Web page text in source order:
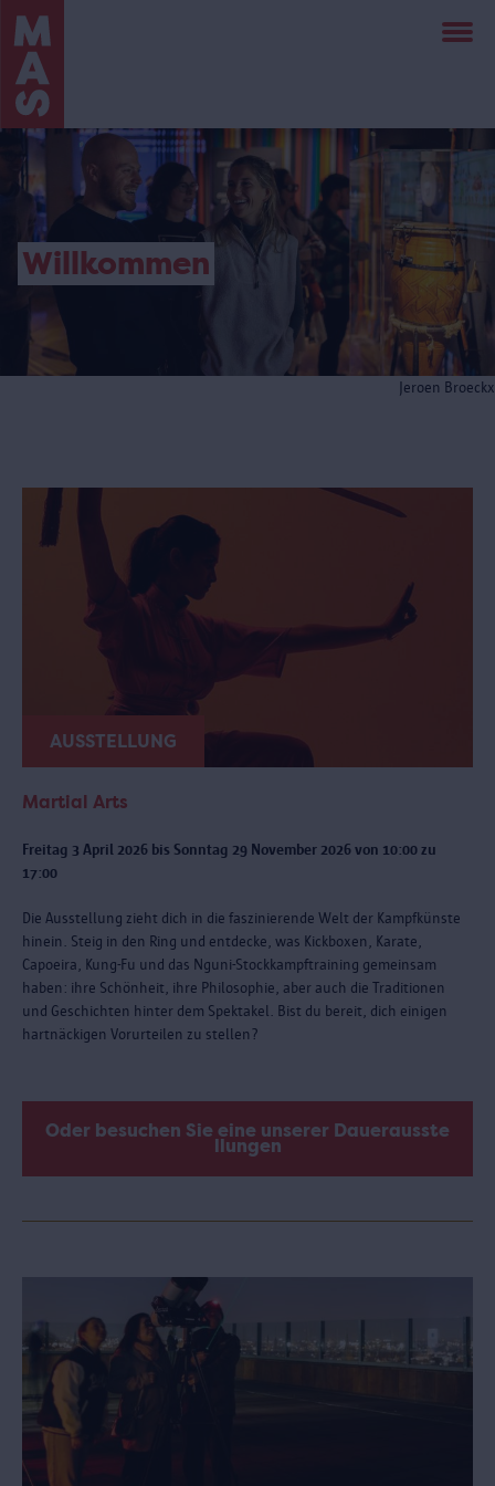
Direkt
zum
Inhalt
Jeroen Broeckx
Willkommen
AUSSTELLUNG
Martial Arts
Freitag 3 April 2026 bis Sonntag 29 November 2026 von 10:00 zu
17:00
Die Ausstellung zieht dich in die faszinierende Welt der Kampfkünste
hinein. Steig in den Ring und entdecke, was Kickboxen, Karate,
Capoeira, Kung-Fu und das Nguni-Stockkampftraining gemeinsam
haben: ihre Schönheit, ihre Philosophie, aber auch die Traditionen
und Geschichten hinter dem Spektakel. Bist du bereit, dich einigen
hartnäckigen Vorurteilen zu stellen?
Oder besuchen Sie eine unserer Dauerausste
llungen